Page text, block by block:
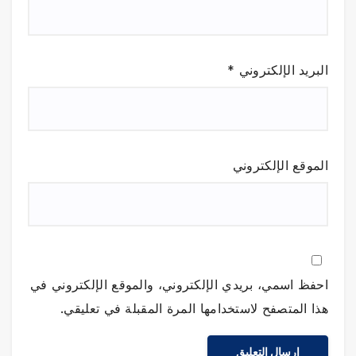
البريد الإلكتروني *
الموقع الإلكتروني
احفظ اسمي، بريدي الإلكتروني، والموقع الإلكتروني في
هذا المتصفح لاستخدامها المرة المقبلة في تعليقي.